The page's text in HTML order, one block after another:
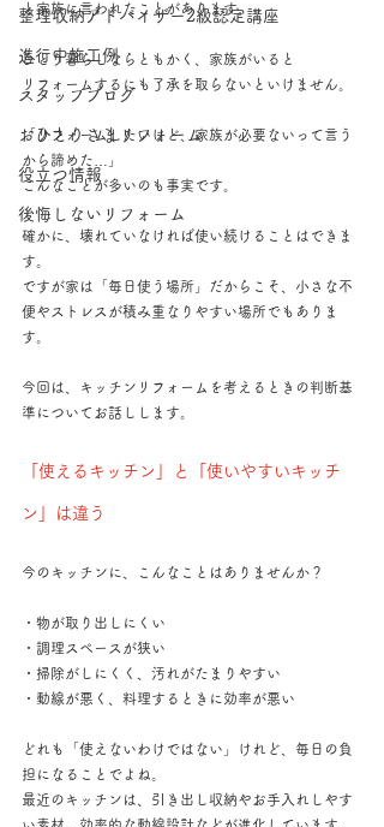
整理収納アドバイザー2級認定講座
進行中施工例
スタッフブログ
おひとりさまリフォーム
役立つ情報
後悔しないリフォーム
と家族に言われたことがあります。
ひとり暮らしならともかく、家族がいると
リフォームするにも了承を取らないといけません。
「リフォームしたいけど、家族が必要ないって言う
から諦めた…」
こんなことが多いのも事実です。
確かに、壊れていなければ使い続けることはできま
す。
ですが家は「毎日使う場所」だからこそ、小さな不
便やストレスが積み重なりやすい場所でもありま
す。
今回は、キッチンリフォームを考えるときの判断基
準についてお話しします。
「使えるキッチン」と「使いやすいキッチ
ン」は違う
今のキッチンに、こんなことはありませんか？
・物が取り出しにくい
・調理スペースが狭い
・掃除がしにくく、汚れがたまりやすい
・動線が悪く、料理するときに効率が悪い
どれも「使えないわけではない」けれど、毎日の負
担になることでよね。
最近のキッチンは、引き出し収納やお手入れしやす